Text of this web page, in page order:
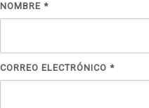
NOMBRE *
CORREO ELECTRÓNICO *